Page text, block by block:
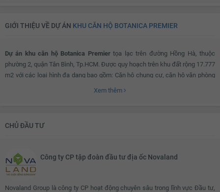
GIỚI THIỆU VỀ DỰ ÁN KHU CĂN HỘ BOTANICA PREMIER
Dự án khu căn hộ Botanica Premiertọa lạc trên đường Hồng Hà, thuộc
phường 2, quận Tân Bình, Tp.HCM. Được quy hoạch trên khu đất rộng 17.777
m2 với các loại hình đa dạng bao gồm: Căn hộ chung cư, căn hộ văn phòng
Bên cạnh khu nhà ở, khách hàng cư dân còn được tận hưởng khuôn viên
Xem thêm
CHỦ ĐẦU TƯ
Công ty CP tập đoàn đầu tư địa ốc Novaland
Novaland Group là công ty CP hoạt động chuyên sâu trong lĩnh vực Đầu tư,